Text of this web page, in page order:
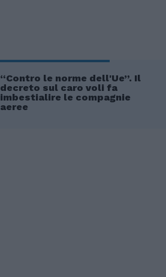
“Contro le norme dell'Ue”. Il
decreto sul caro voli fa
imbestialire le compagnie
aeree